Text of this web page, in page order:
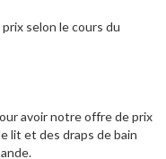
selon le cours du
avoir notre offre de prix
lit et des draps de bain